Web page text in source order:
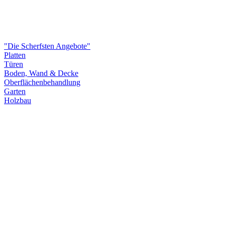
"Die Scherfsten Angebote"
Platten
Türen
Boden, Wand & Decke
Oberflächenbehandlung
Garten
Holzbau